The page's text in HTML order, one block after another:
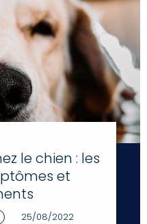
le chien : les
et
25/08/2022